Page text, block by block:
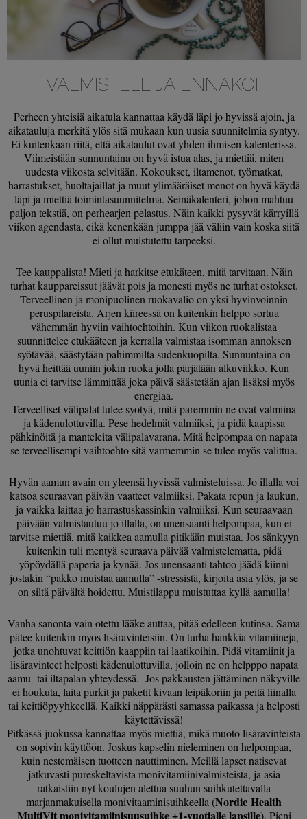
VALMISTELE JA ENNAKOI:
Perheen yhteisiä aikatula kannattaa käydä läpi jo hyvissä ajoin, ja
aikatauluja merkitä ylös sitä mukaan kun uusia suunnitelmia syntyy.
Ei kuitenkaan riitä, että aikataulut ovat yhden ihmisen kalenterissa.
Viimeistään sunnuntaina on hyvä istua alas, ja miettiä, miten
uudesta viikosta selvitään. Kokoukset, iltamenot, työmatkat,
harrastukset, huoltajaillat ja muut ylimääräiset menot on hyvä käydä
läpi ja miettiä toimintasuunnitelma. Seinäkalenteri, johon mahtuu
paljon tekstiä, on perhearjen pelastus. Näin kaikki pysyvät kärryillä
viikon agendasta, eikä kenenkään jumppa jää väliin vain koska siitä
ei ollut muistutettu tarpeeksi.
Tee kauppalista! Mieti ja harkitse etukäteen, mitä tarvitaan. Näin
turhat kauppareissut jäävät pois ja monesti myös ne turhat ostokset.
Terveellinen ja monipuolinen ruokavalio on yksi hyvinvoinnin
peruspilareista. Arjen kiireessä on kuitenkin helppo sortua
vähemmän hyviin vaihtoehtoihin. Kun viikon ruokalistaa
suunnittelee etukääteen ja kerralla valmistaa isomman annoksen
syötävää, säästytään pahimmilta sudenkuopilta. Sunnuntaina on
hyvä heittää uuniin jokin ruoka jolla pärjätään alkuviikko. Kun
uunia ei tarvitse lämmittää joka päivä säästetään ajan lisäksi myös
energiaa.
Terveelliset välipalat tulee syötyä, mitä paremmin ne ovat valmiina
ja kädenulottuvilla. Pese hedelmät valmiiksi, ja pidä kaapissa
pähkinöitä ja manteleita välipalavarana. Mitä helpompaa on napata
se terveellisempi vaihtoehto sitä varmemmin se tulee myös valittua.
Hyvän aamun avain on yleensä hyvissä valmisteluissa. Jo illalla voi
katsoa seuraavan päivän vaatteet valmiiksi. Pakata repun ja laukun,
ja vaikka laittaa jo harrastuskassinkin valmiiksi. Kun seuraavaan
päivään valmistautuu jo illalla, on unensaanti helpompaa, kun ei
tarvitse miettiä, mitä kaikkea aamulla pitikään muistaa. Jos sänkyyn
kuitenkin tuli mentyä seuraava päivää valmistelematta, pidä
yöpöydällä paperia ja kynää. Jos unensaanti tahtoo jäädä kiinni
jostakin “pakko muistaa aamulla” -stressistä, kirjoita asia ylös, ja se
on siltä päivältä hoidettu. Muistilappu muistuttaa kyllä aamulla!
Vanha sanonta vain otettu lääke auttaa, pitää edelleen kutinsa. Sama
pätee kuitenkin myös lisäravinteisiin. On turha hankkia vitamiineja,
jotka unohtuvat keittiön kaappiin tai laatikoihin. Pidä vitamiinit ja
lisäravinteet helposti kädenulottuvilla, jolloin ne on helpppo napata
aamu- tai iltapalan yhteydessä. Jos pakkausten jättäminen näkyville
ei houkuta, laita purkit ja paketit kivaan leipäkoriin ja peitä liinalla
tai keittiöpyyhkeellä. Kaikki näppärästi samassa paikassa ja helposti
käytettävissä!
Pitkässä juokussa kannattaa myös miettiä, mikä muoto lisäravinteista
on sopivin käyttöön. Joskus kapselin nieleminen on helpompaa,
kuin nestemäisen tuotteen nauttiminen. Meillä lapset natisevat
jatkuvasti pureskeltavista monivitamiinivalmisteista, ja asia
ratkaistiin nyt koulujen alettua suuhun suihkutettavalla
marjanmakuisellamonivitaaminisuihkeella (Nordic Health
MultiVit monivitamiinisuusuihke +1-vuotialle lapsille). Pieni